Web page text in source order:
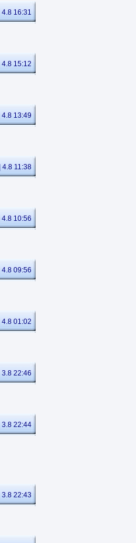
| 4.8 16:31
| 4.8 15:12
| 4.8 13:49
| 4.8 11:38
| 4.8 10:56
| 4.8 09:56
| 4.8 01:02
| 3.8 22:46
| 3.8 22:44
| 3.8 22:43